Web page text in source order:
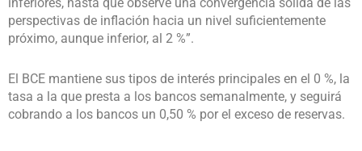
perspectivas de inflación hacia un nivel suficientemente
próximo, aunque inferior, al 2 %”.
El BCE mantiene sus tipos de interés principales en el 0 %, la
tasa a la que presta a los bancos semanalmente, y seguirá
cobrando a los bancos un 0,50 % por el exceso de reservas.